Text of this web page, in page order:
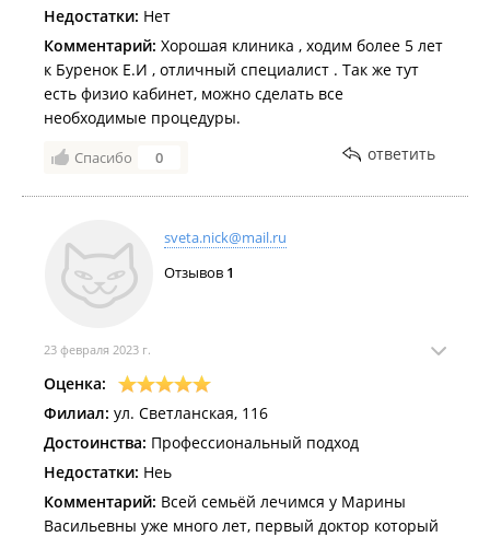
Недостатки: Нет
Комментарий: Хорошая клиника , ходим более 5 лет
к Буренок Е.И , отличный специалист . Так же тут
есть физио кабинет, можно сделать все
необходимые процедуры.
Спасибо 0 ответить
sveta.nick@mail.ru
Отзывов 1
23 февраля 2023 г.
Оценка:
Филиал: ул. Светланская, 116
Достоинства: Профессиональный подход
Недостатки: Неь
Комментарий: Всей семьёй лечимся у Марины
Васильевны уже много лет, первый доктор который